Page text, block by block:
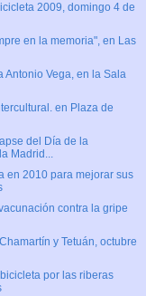
2009, domingo 4 de
en la memoria", en Las
Antonio Vega, en la Sala
en Plaza de
del Día de la
Madrid...
en 2010 para mejorar sus
contra la gripe
y Tetuán, octubre
por las riberas